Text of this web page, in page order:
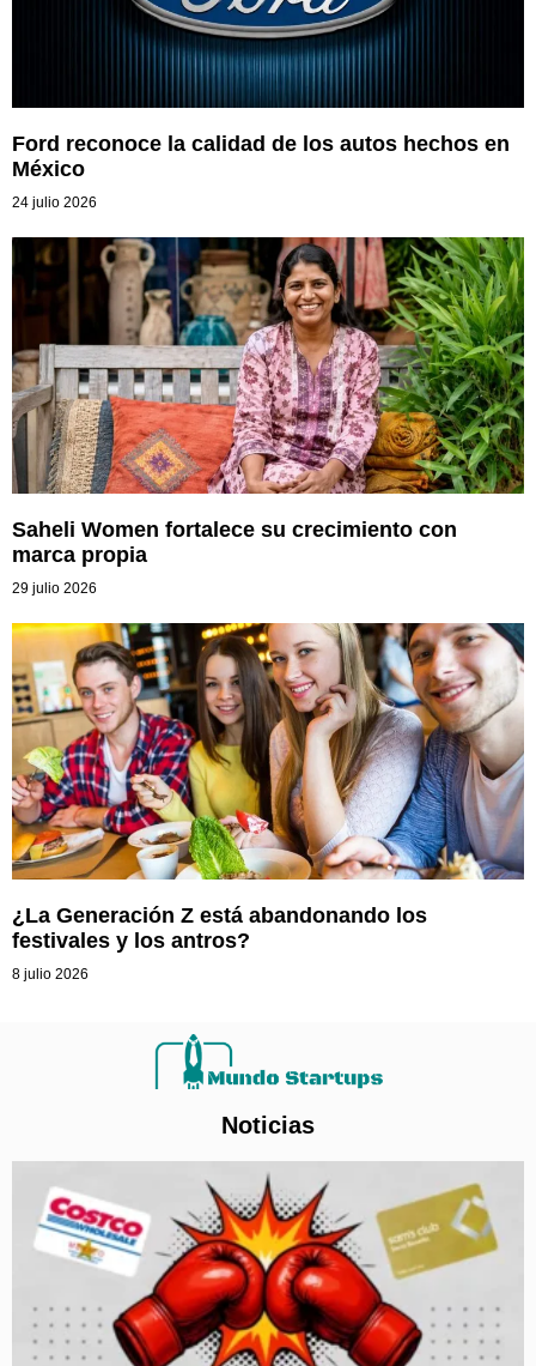
Ford reconoce la calidad de los autos hechos en
México
24 julio 2026
Saheli Women fortalece su crecimiento con
marca propia
29 julio 2026
¿La Generación Z está abandonando los
festivales y los antros?
8 julio 2026
Noticias